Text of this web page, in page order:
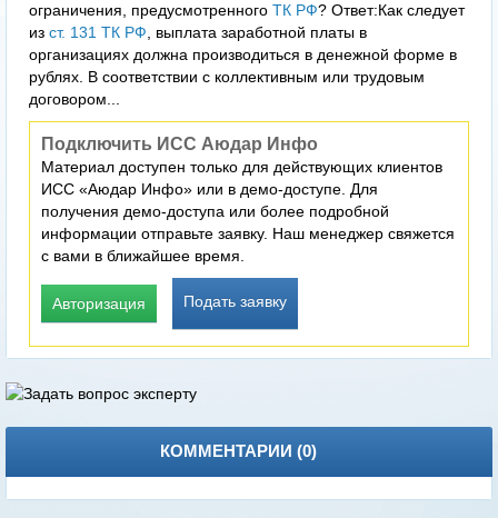
ограничения, предусмотренного ТК РФ? Ответ:Как следует
из ст. 131 ТК РФ , выплата заработной платы в
организациях должна производиться в денежной форме в
рублях. В соответствии с коллективным или трудовым
договором...
Подключить ИСС Аюдар Инфо
Материал доступен только для действующих клиентов
ИСС «Аюдар Инфо» или в демо-доступе. Для
получения демо-доступа или более подробной
информации отправьте заявку. Наш менеджер свяжется
с вами в ближайшее время.
Авторизация Подать заявку
КОММЕНТАРИИ (0)